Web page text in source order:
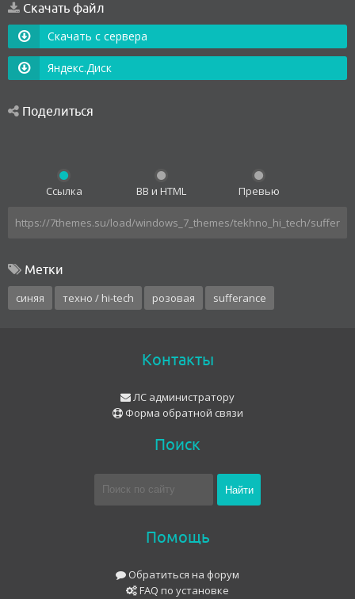
Скачать файл
Скачать с сервера
Яндекс.Диск
Поделиться
Ссылка BB и HTML Превью
Метки
синяя техно / hi-tech розовая sufferance
Контакты
ЛС администратору
Форма обратной связи
Поиск
Помощь
Обратиться на форум
FAQ по установке